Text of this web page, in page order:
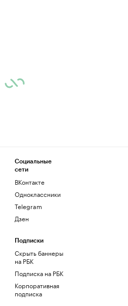
Социальные
сети
ВКонтакте
Одноклассники
Telegram
Дзен
Подписки
Скрыть баннеры
на РБК
Подписка на РБК
Корпоративная
подписка